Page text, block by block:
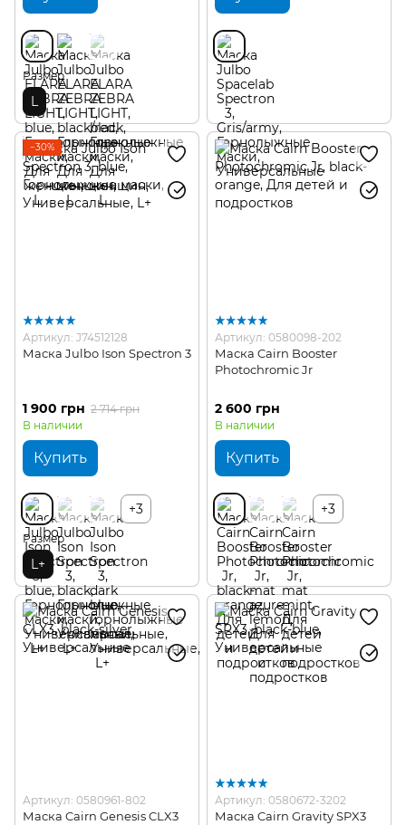
Размер
L
−30%
Артикул: J74512128
Маска Julbo Ison Spectron 3
1 900 грн 2 714 грн
В наличии
Купить
+3
Размер
L+
Артикул: 0580098-202
Маска Cairn Booster
Photochromic Jr
2 600 грн
В наличии
Купить
+3
Артикул: 0580961-802
Маска Cairn Genesis CLX3
Артикул: 0580672-3202
Маска Cairn Gravity SPX3